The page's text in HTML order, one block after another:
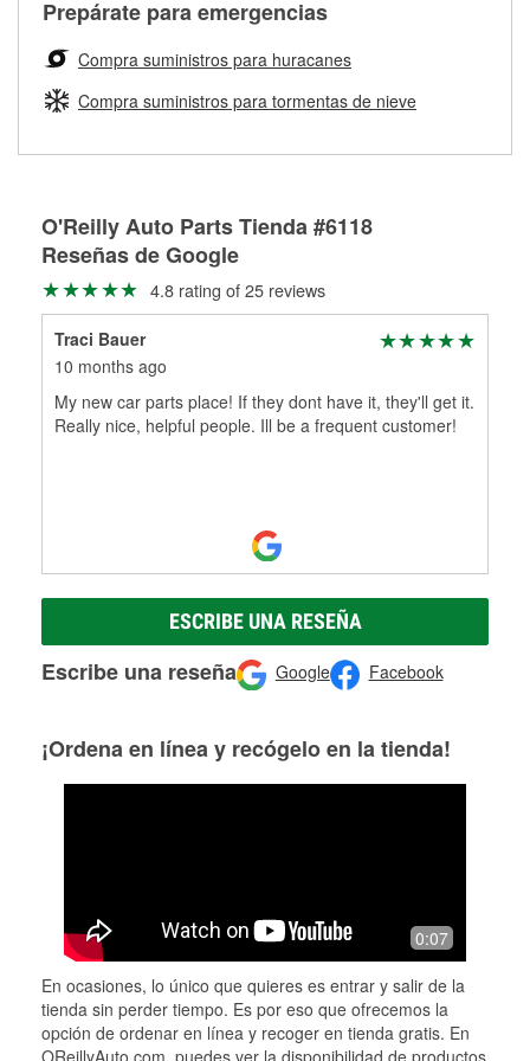
Herramientas de O'Reilly
pueden ser reutilizados, podemos ayudarte a encontrar las
partes de reemplazo correctas para tu reparación.
Rectificación de tambores y discos de freno
averiada o determina los acoplamientos y la longitud
adecuados para que te construyamos una nueva. O'Reilly
Auto Parts tiene las mangueras y los acoples adecuados
para reparar el sistema hidráulico de tu maquinaria
agrícola o de construcción.
Más información acerca del servicio de mangueras
Prepárate para emergencias
Compra suministros para huracanes
Compra suministros para tormentas de nieve
O'Reilly Auto Parts Tienda #6118
Reseñas de Google
4.8 rating of 25 reviews
Traci Bauer
10 months ago
My new car parts place! If they dont have it, they'll get it.
Really nice, helpful people. Ill be a frequent customer!
ESCRIBE UNA RESEÑA
Escribe una reseña Google Facebook
¡Ordena en línea y recógelo en la tienda!
0:07
En ocasiones, lo único que quieres es entrar y salir de la
tienda sin perder tiempo. Es por eso que ofrecemos la
opción de ordenar en línea y recoger en tienda gratis. En
OReillyAuto.com, puedes ver la disponibilidad de productos